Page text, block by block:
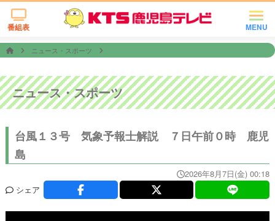
MENU
番組表
ニュース・スポーツ
ニュース・スポーツ
台風１３号 気象予報士解説 ７日午前０時 鹿児
島
2026年8月7日(金) 00:18
シェア